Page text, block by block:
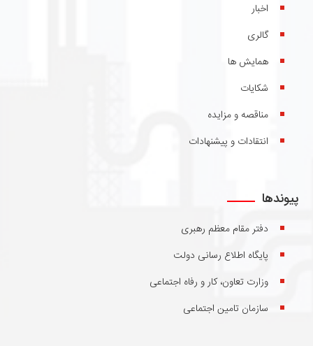
اخبار
گالری
همایش ها
شکایات
مناقصه و مزایده
انتقادات و پیشنهادات
پیوندها
دفتر مقام معظم رهبری
پایگاه اطلاع رسانی دولت
وزارت تعاون، کار و رفاه اجتماعی
سازمان تامین اجتماعی